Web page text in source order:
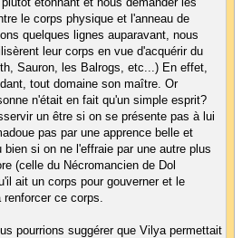
le corps physique et l'anneau de
quelques lignes auparavant, nous
leur corps en vue d'acquérir du
Sauron, les Balrogs, etc...) En effet,
tout domaine son maître. Or
n'était en fait qu'un simple esprit?
un être si on se présente pas à lui
pas par une apprence belle et
si on ne l'effraie par une autre plus
(celle du Nécromancien de Dol
ait un corps pour gouverner et le
renforcer ce corps.
pourrions suggérer que Vilya permettait